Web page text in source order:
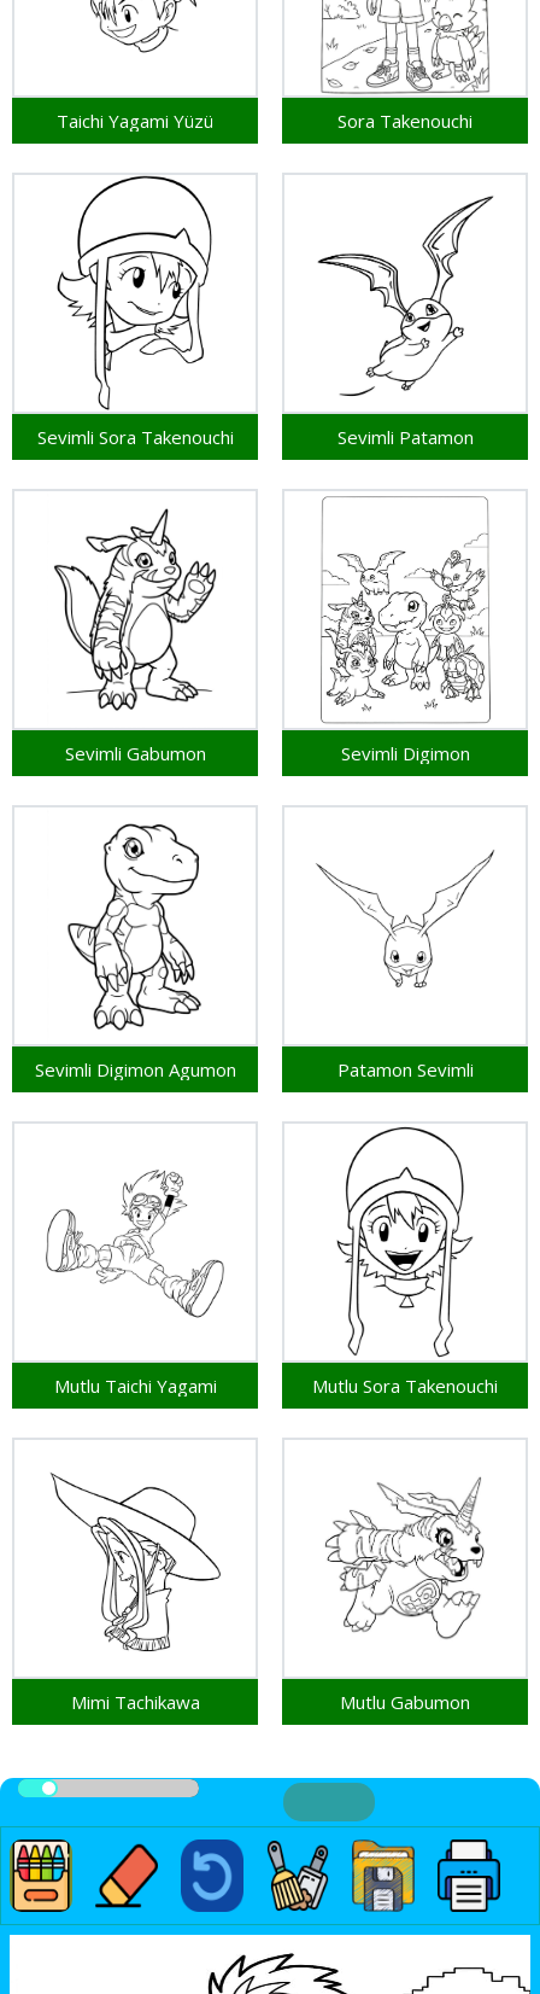
Taichi Yagami Yüzü Sora Takenouchi
Sevimli Sora Takenouchi Sevimli Patamon
Sevimli Gabumon Sevimli Digimon
Sevimli Digimon Agumon Patamon Sevimli
Mutlu Taichi Yagami Mutlu Sora Takenouchi
Mimi Tachikawa Mutlu Gabumon